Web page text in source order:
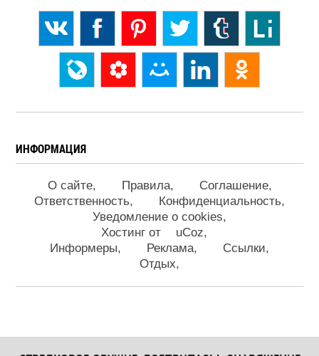
ИНФОРМАЦИЯ
О сайте Правила
Соглашение
Ответственность
Конфиденциальность
Уведомление о cookies
Хостинг от
uCoz
Информеры
Реклама
Ссылки
Отдых